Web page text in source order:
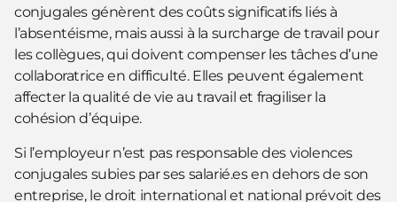
conjugales génèrent des coûts significatifs liés à
l’absentéisme, mais aussi à la surcharge de travail pour
les collègues, qui doivent compenser les tâches d’une
collaboratrice en difficulté. Elles peuvent également
affecter la qualité de vie au travail et fragiliser la
cohésion d’équipe.
Si l’employeur n’est pas responsable des violences
conjugales subies par ses salarié.es en dehors de son
entreprise, le droit international et national prévoit des